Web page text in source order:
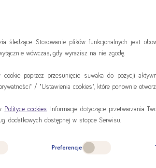
w chorobach przewlekłych, w
zapotrzebowanie na białko
Czy wiesz, że?
Każdego dnia dorosły zdrowy
śledzące. Stosowanie plików funkcjonalnych jest
wówczas, gdy wyrazisz na nie zgodę.
poprzez przesunięcie suwaka do pozycji
/ "Ustawienia cookies", które ponownie
Polityce cookies. Informacje dotyczące przetwarzania
dodatkowych dostępnej w stopce Serwisu.
Preferencje